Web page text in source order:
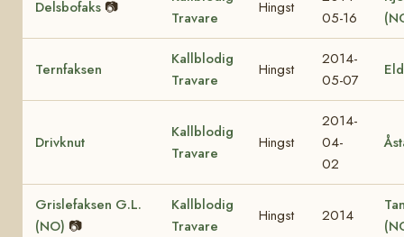
Delsbofaks 📷
Travare
Hingst
05-16
Ternfaksen
Kallblodig
Travare
Hingst
2014-
05-07
Drivknut
Kallblodig
Travare
Hingst
2014-
04-
02
Grislefaksen G.L.
(NO) 📷
Kallblodig
Travare
Hingst 2014